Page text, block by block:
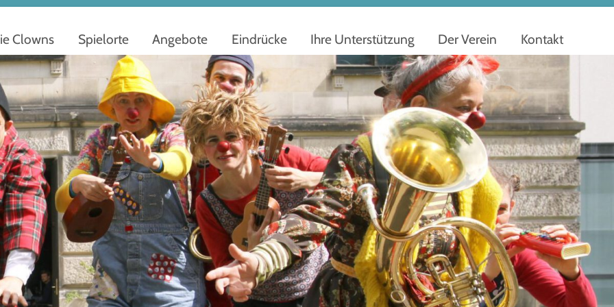
Clowns Spielorte Angebote Eindrücke Ihre Unterstützung Der Verein Kontakt